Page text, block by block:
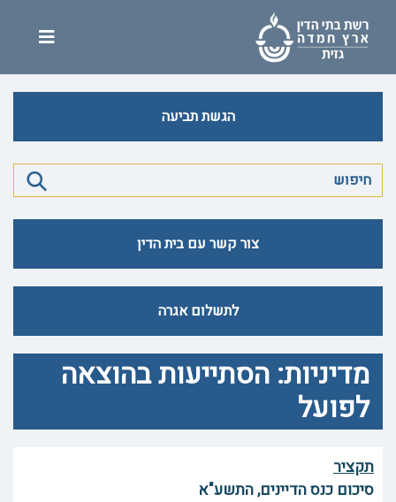
הגשת תביעה
צור קשר עם בית הדין
לתשלום אגרה
מדיניות: הסתייעות בהוצאה
לפועל
תקציר
סיכום כנס הדיינים, התשע"א